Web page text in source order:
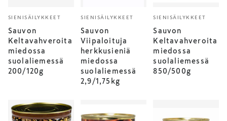
SIENISÄILYKKEET
Sauvon
Keltavahveroita
miedossa
suolaliemessä
200/120g
SIENISÄILYKKEET
Sauvon
Viipaloituja
herkkusieniä
miedossa
suolaliemessä
2,9/1,75kg
SIENISÄILYKKEET
Sauvon
Keltavahveroita
miedossa
suolaliemessä
850/500g